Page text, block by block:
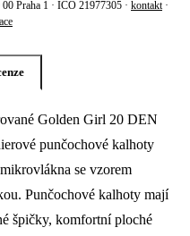
00 Praha 1 · IČO 21977305 · kontakt ·
Punčochové
Golden Girl 20 DEN
punčochové kalhoty
se vzorem
Punčochové kalhoty mají
špičky, komfortní ploché